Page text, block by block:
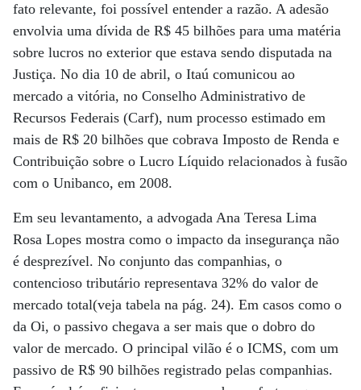
fato relevante, foi possível entender a razão. A adesão
envolvia uma dívida de R$ 45 bilhões para uma matéria
sobre lucros no exterior que estava sendo disputada na
Justiça. No dia 10 de abril, o Itaú comunicou ao
mercado a vitória, no Conselho Administrativo de
Recursos Federais (Carf), num processo estimado em
mais de R$ 20 bilhões que cobrava Imposto de Renda e
Contribuição sobre o Lucro Líquido relacionados à fusão
com o Unibanco, em 2008.
Em seu levantamento, a advogada Ana Teresa Lima
Rosa Lopes mostra como o impacto da insegurança não
é desprezível. No conjunto das companhias, o
contencioso tributário representava 32% do valor de
mercado total(veja tabela na pág. 24). Em casos como o
da Oi, o passivo chegava a ser mais que o dobro do
valor de mercado. O principal vilão é o ICMS, com um
passivo de R$ 90 bilhões registrado pelas companhias.